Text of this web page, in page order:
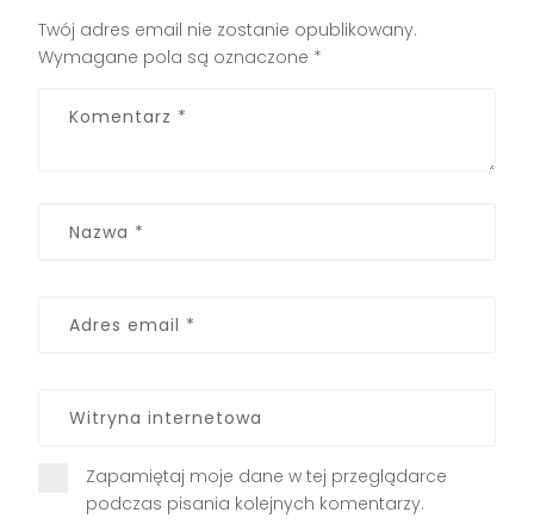
Twój adres email nie zostanie opublikowany.
Wymagane pola są oznaczone *
Zapamiętaj moje dane w tej przeglądarce
podczas pisania kolejnych komentarzy.